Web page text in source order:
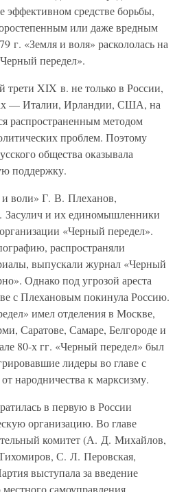
эффективном средстве борьбы,
или даже вредным
г. «Земля и воля» раскололась на
передел».
трети XIX в. не только в России,
— Италии, Ирландии, США, на
распространенным методом
проблем. Поэтому
общества оказывала
поддержку.
и воли» Г. В. Плеханов,
и их единомышленники
«Черный передел».
распространяли
выпускали журнал «Черный
Однако под угрозой ареста
с Плехановым покинула Россию.
имел отделения в Москве,
Саратове, Самаре, Белгороде и
80-х гг. «Черный передел» был
лидеры во главе с
народничества к марксизму.
в первую в России
организацию. Во главе
комитет (А. Д. Михайлов,
С. Л. Перовская,
выступала за введение
самоуправления,